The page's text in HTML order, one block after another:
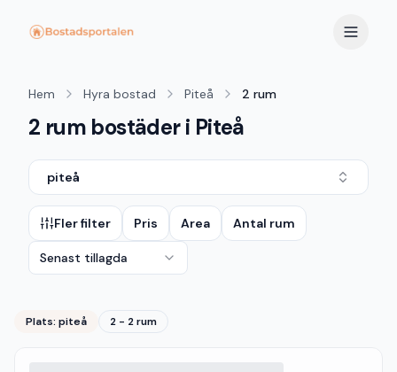
Hem Hyra bostad Piteå 2 rum
2 rum bostäder i Piteå
piteå
Fler filter Pris Area Antal rum
Senast tillagda
Plats: piteå 2 - 2 rum